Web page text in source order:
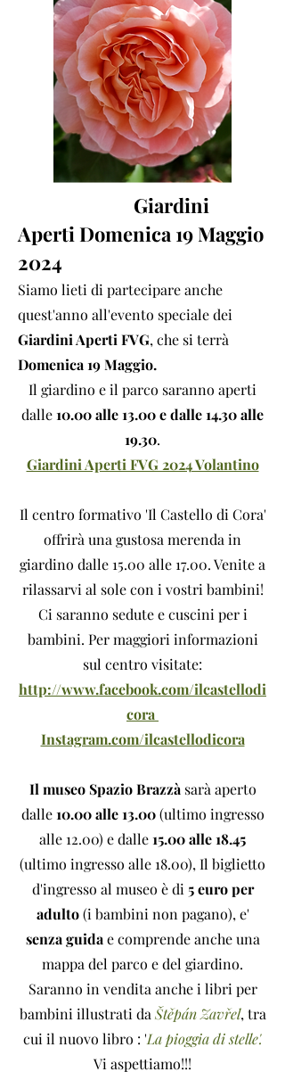
Giardini
Aperti Domenica 19 Maggio
2024
Siamo lieti di partecipare anche
quest'anno all'evento speciale dei
Giardini Aperti FVG, che si terrà
Domenica 19 Maggio.
Il giardino e il parco saranno aperti
dalle10.00 alle 13.00 e dalle 14.30 alle
19.30.
Giardini Aperti FVG 2024 Volantino
Il centro formativo 'Il Castello di Cora'
offrirà una gustosa merenda in
giardino dalle 15.00 alle 17.00. Venite a
rilassarvi al sole con i vostri bambini!
Ci saranno sedute e cuscini per i
bambini. Per maggiori informazioni
sul centro visitate:
http://www.facebook.com/ilcastellodi
cora
Instagram.com/ilcastellodicora
Il museo Spazio Brazzàsarà aperto
dalle10.00 alle 13.00(ultimo ingresso
alle 12.00) e dalle15.00 alle 18.45
(ultimo ingresso alle 18.00), Il biglietto
d'ingresso al museo è di 5 euro per
adulto(i bambini non pagano), e'
senza guidae comprende anche una
mappa del parco e del giardino.
Saranno in vendita anche i libri per
bambini illustrati da Štěpán Zavřel, tra
cui il nuovo libro : 'La pioggia di stelle'.
Vi aspettiamo!!!